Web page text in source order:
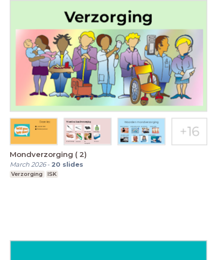
Mondverzorging ( 2)
March 2026- 20 slides
Verzorging ISK